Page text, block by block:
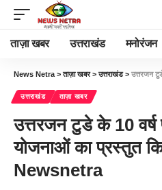
ताज़ा खबर उत्तराखंड मनोरंजन
News Netra >ताज़ा खबर>उत्तराखंड> उत्तरजन टुडे के 10
उत्तराखंड ताज़ा खबर
उत्तरजन टुडे के 10 वर्ष
योजनाओं का प्रस्तुत
Newsnetra